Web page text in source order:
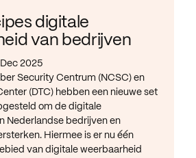
digitale
van bedrijven
2025
Security Centrum (NCSC) en
(DTC) hebben een nieuwe set
om de digitale
Nederlandse bedrijven en
Hiermee is er nu één
van digitale weerbaarheid